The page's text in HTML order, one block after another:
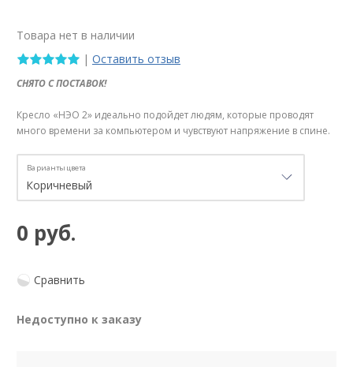
Товара нет в наличии
| Оставить отзыв
СНЯТО С ПОСТАВОК!
Кресло «НЭО 2» идеально подойдет людям, которые проводят
много времени за компьютером и чувствуют напряжение в спине.
Варианты цвета
0 руб.
Сравнить
Недоступно к заказу